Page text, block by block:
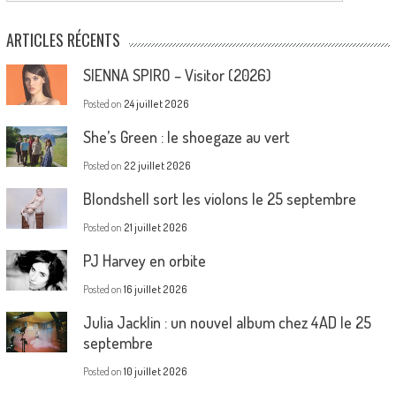
ARTICLES RÉCENTS
SIENNA SPIRO – Visitor (2026)
Posted on 24 juillet 2026
She’s Green : le shoegaze au vert
Posted on 22 juillet 2026
Blondshell sort les violons le 25 septembre
Posted on 21 juillet 2026
PJ Harvey en orbite
Posted on 16 juillet 2026
Julia Jacklin : un nouvel album chez 4AD le 25
septembre
Posted on 10 juillet 2026